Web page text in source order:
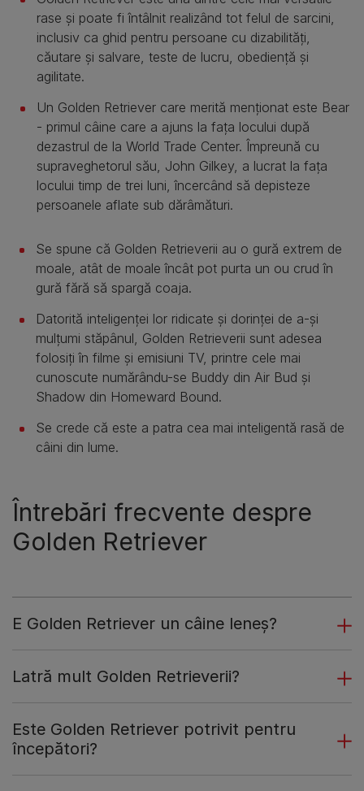
rase și poate fi întâlnit realizând tot felul de sarcini,
inclusiv ca ghid pentru persoane cu dizabilități,
căutare și salvare, teste de lucru, obediență și
agilitate.
Un Golden Retriever care merită menționat este Bear
- primul câine care a ajuns la fața locului după
dezastrul de la World Trade Center. Împreună cu
supraveghetorul său, John Gilkey, a lucrat la fața
locului timp de trei luni, încercând să depisteze
persoanele aflate sub dărâmături.
Se spune că Golden Retrieverii au o gură extrem de
moale, atât de moale încât pot purta un ou crud în
gură fără să spargă coaja.
Datorită inteligenței lor ridicate și dorinței de a-și
mulțumi stăpânul, Golden Retrieverii sunt adesea
folosiți în filme și emisiuni TV, printre cele mai
cunoscute numărându-se Buddy din Air Bud și
Shadow din Homeward Bound.
Se crede că este a patra cea mai inteligentă rasă de
câini din lume.
Întrebări frecvente despre
Golden Retriever
E Golden Retriever un câine leneș?
Latră mult Golden Retrieverii?
Este Golden Retriever potrivit pentru
începători?